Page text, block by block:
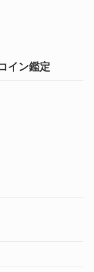
イン鑑定